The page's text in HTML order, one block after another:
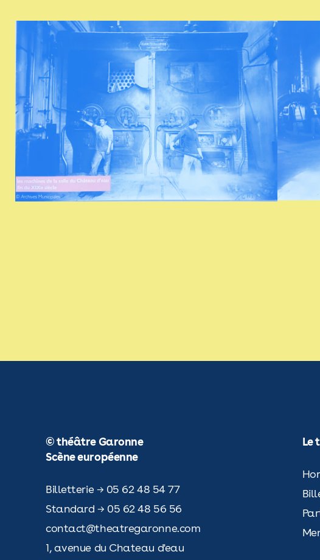
© théâtre Garonne
Scène européenne
Billetterie → 05 62 48 54 77
Standard → 05 62 48 56 56
contact@theatregaronne.com
1, avenue du Chateau d'eau
Le